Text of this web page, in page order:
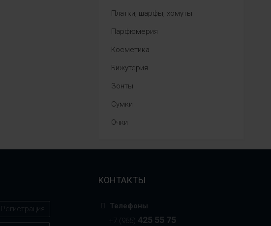
Платки, шарфы, хомуты
Парфюмерия
Косметика
Бижутерия
Зонты
Сумки
Очки
Регистрация
КОНТАКТЫ
Телефоны
+7 (965) 425 55 75